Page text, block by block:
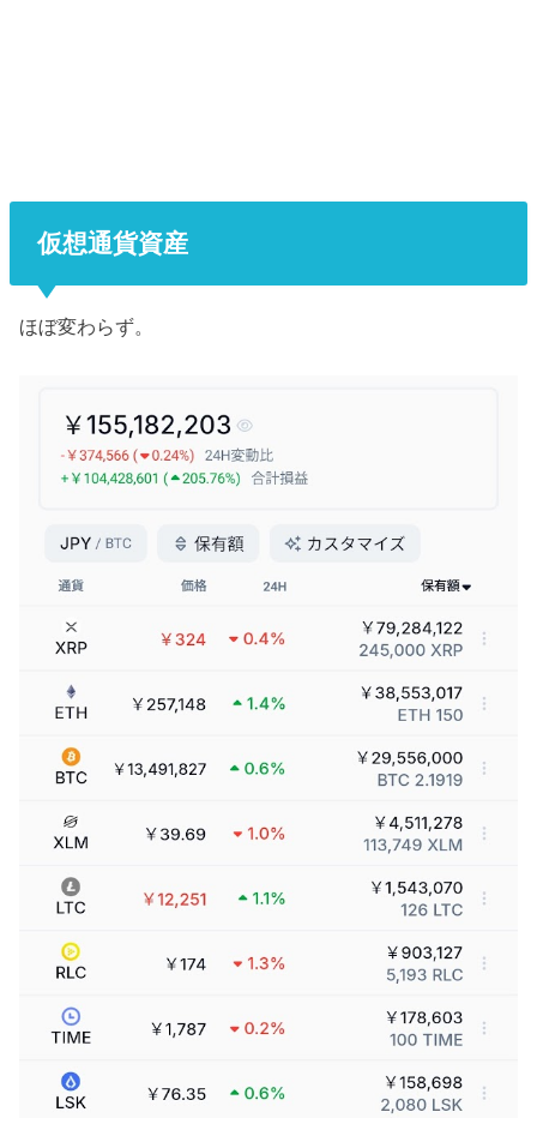
仮想通貨資産
ほぼ変わらず。